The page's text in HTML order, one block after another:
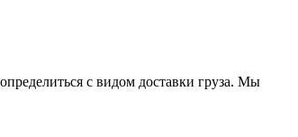
с видом доставки груза. Мы